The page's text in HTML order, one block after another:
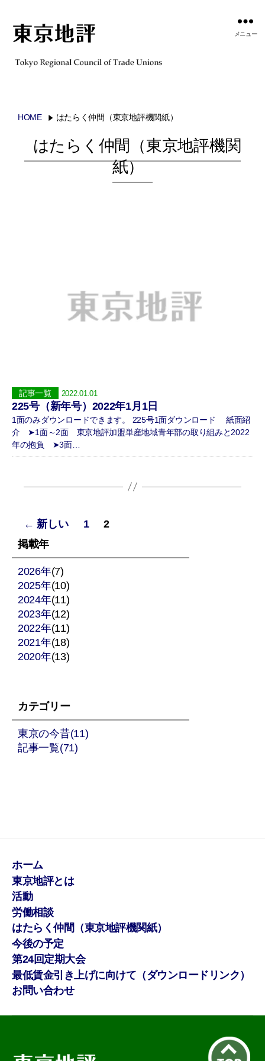
メニュー
HOME はたらく仲間（東京地評機関紙）
はたらく仲間（東京地評機関
紙）
記事一覧 2022.01.01
225号（新年号）2022年1月1日
1面のみダウンロードできます。 225号1面ダウンロード 紙面紹
介 ➤1面～2面 東京地評加盟単産地域青年部の取り組みと2022
年の抱負 ➤3面…
投
稿
の
ペ
ー
ジ
送
← 新しい 1
2
掲載年
2026年(7)
2025年(10)
2024年(11)
2023年(12)
2022年(11)
2021年(18)
2020年(13)
カテゴリー
東京の今昔(11)
記事一覧(71)
ホーム
東京地評とは
活動
労働相談
はたらく仲間（東京地評機関紙）
今後の予定
第24回定期大会
最低賃金引き上げに向けて（ダウンロードリンク）
お問い合わせ